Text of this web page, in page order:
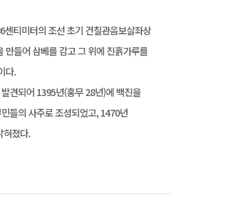
센티미터의 조선 초기 건칠관음보살좌상
만들어 삼베를 감고 그 위에 진흙가루를
다.
견되어 1395년(홍무 28년)에 백진을
들의 사주로 조성되었고, 1470년
혀졌다.